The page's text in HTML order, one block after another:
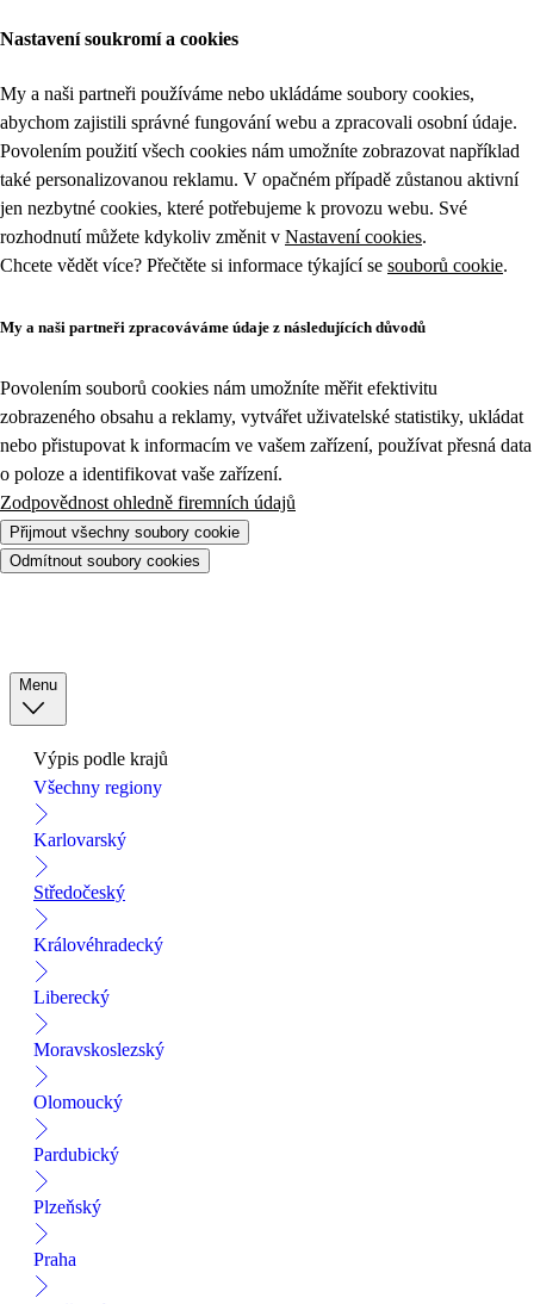
Nastavení soukromí a cookies
My a naši partneři používáme nebo ukládáme soubory cookies,
abychom zajistili správné fungování webu a zpracovali osobní údaje.
Povolením použití všech cookies nám umožníte zobrazovat například
také personalizovanou reklamu. V opačném případě zůstanou aktivní
jen nezbytné cookies, které potřebujeme k provozu webu. Své
rozhodnutí můžete kdykoliv změnit v Nastavení cookies.
Chcete vědět více? Přečtěte si informace týkající se souborů cookie.
My a naši partneři zpracováváme údaje z následujících důvodů
Povolením souborů cookies nám umožníte měřit efektivitu
zobrazeného obsahu a reklamy, vytvářet uživatelské statistiky, ukládat
nebo přistupovat k informacím ve vašem zařízení, používat přesná data
o poloze a identifikovat vaše zařízení.
Zodpovědnost ohledně firemních údajů
Přijmout všechny soubory cookie
Odmítnout soubory cookies
Menu
Výpis podle krajů
Všechny regiony
Karlovarský
Středočeský
Královéhradecký
Liberecký
Moravskoslezský
Olomoucký
Pardubický
Plzeňský
Praha